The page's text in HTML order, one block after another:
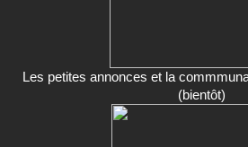
Les petites annonces et la
(bientôt)